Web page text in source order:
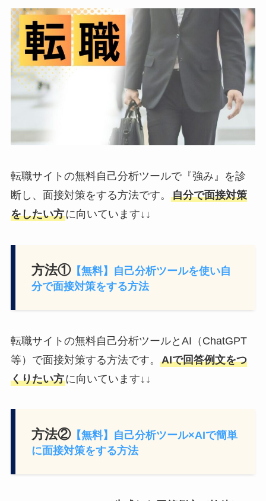
転職サイトの無料自己分析ツールで『強み』を診
断し、面接対策をする方法です。 自分で面接対策
をしたい方に向いています↓↓
方法①【無料】自己分析ツールを使い自
分で面接対策をする方法
転職サイトの無料自己分析ツールとAI（ChatGPT
等）で面接対策する方法です。 AIで回答例文をつ
くりたい方に向いています↓↓
方法②【無料】自己分析ツール×AIで簡単
に面接対策をする方法